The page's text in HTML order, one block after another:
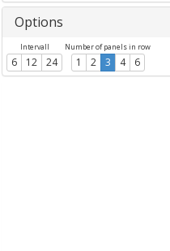
Options
Intervall
6 12 24
Number of panels in row
1 2 3 4 6